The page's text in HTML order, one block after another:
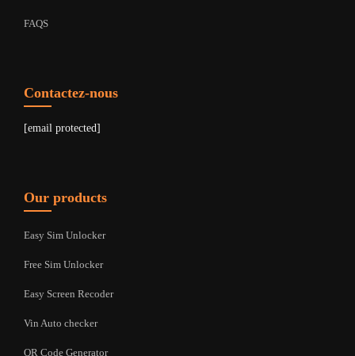
FAQS
Contactez-nous
[email protected]
Our products
Easy Sim Unlocker
Free Sim Unlocker
Easy Screen Recoder
Vin Auto checker
QR Code Generator